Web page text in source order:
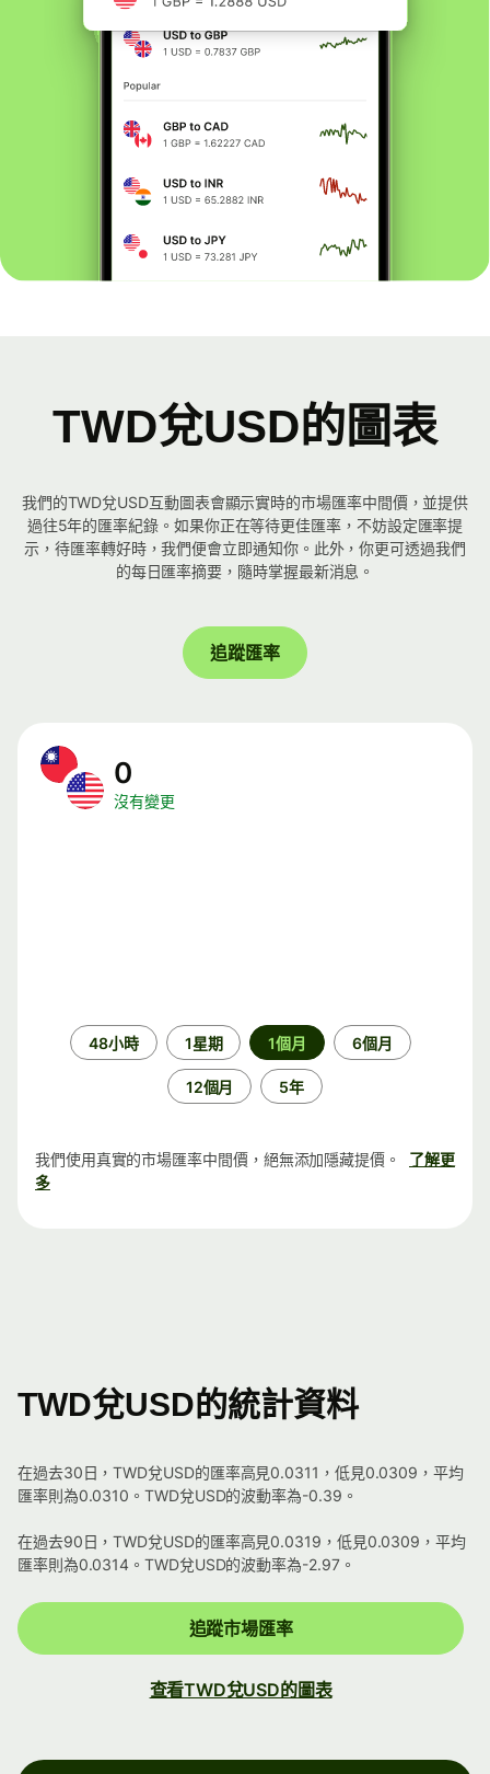
TWD兌USD的圖表
我們的TWD兌USD互動圖表會顯示實時的市場匯率中間價，並提供
過往5年的匯率紀錄。如果你正在等待更佳匯率，不妨設定匯率提
示，待匯率轉好時，我們便會立即通知你。此外，你更可透過我們
的每日匯率摘要，隨時掌握最新消息。
追蹤匯率
0
沒有變更
48小時 1星期 1個月 6個月
12個月 5年
我們使用真實的市場匯率中間價，絕無添加隱藏提價。
了解更
多
TWD兌USD的統計資料
在過去30日，TWD兌USD的匯率高見0.0311，低見0.0309，平均
匯率則為0.0310。TWD兌USD的波動率為-0.39。
在過去90日，TWD兌USD的匯率高見0.0319，低見0.0309，平均
匯率則為0.0314。TWD兌USD的波動率為-2.97。
追蹤市場匯率
查看TWD兌USD的圖表